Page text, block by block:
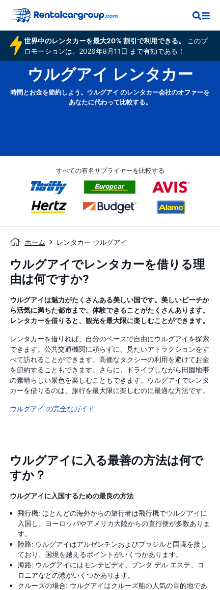
世界中のレンタカーを最大20% 割引で利用できる。
このプ
ロモーションは、2026年8月11日 まで有効である！
ウルグアイ レンタカー
時間とお金を節約しよう。ウルグアイ のレンタカー会社のオファーを
あなたに代わって比較する。
すべての有名サプライヤーを比較する
ホーム レンタカー ウルグアイ
ウルグアイでレンタカーを借りる理
由は何ですか?
ウルグアイは魅力がたくさんある美しい国です。美しいビーチか
ら活気に満ちた都市まで、体験できることがたくさんあります。
レンタカーを借りると、観光を最大限に楽しむことができます。
レンタカーを借りれば、自分のペースで自由にウルグアイを探索
できます。公共交通機関に頼らずに、見たいアトラクションをす
べて訪れることができます。高価なタクシーの利用を避けてお金
を節約することもできます。さらに、ドライブしながら田園地帯
の素晴らしい景色を楽しむこともできます。ウルグアイでレンタ
カーを借りるのは、旅行を最大限に楽しむのに最適な方法です。
ウルグアイ の完全なガイド
ウルグアイに入る最善の方法は何で
すか？
ウルグアイに入国するための最良の方法
飛行機: ほとんどの海外からの旅行者は飛行機でウルグアイに
入国し、ヨーロッパやアメリカ大陸からの直行便が多数ありま
す。
陸路: ウルグアイはアルゼンチンおよびブラジルと国境を接し
ており、国境を越えるポイントがいくつかあります。
海路: ウルグアイにはモンテビデオ、プンタ デル エステ、コ
ロニアなどの港がいくつかあります。
クルーズの場合: ウルグアイはクルーズ船の人気の目的地であ